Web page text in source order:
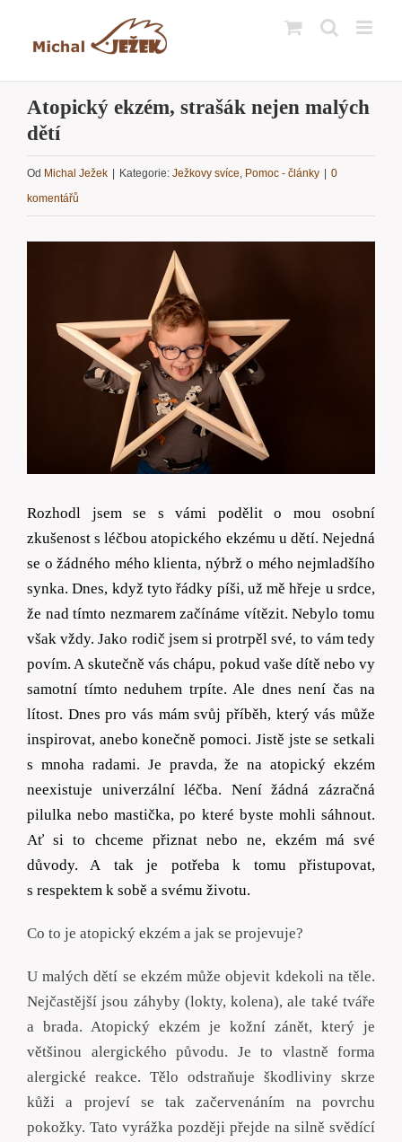
Atopický ekzém, strašák nejen malých
dětí
Od Michal Ježek Kategorie: Ježkovy svíce, Pomoc - články
0
komentářů
Rozhodl jsem se s vámi podělit o mou osobní
zkušenost sléčbou atopického ekzému u dětí. Nejedná
se o žádného mého klienta, nýbrž o mého nejmladšího
synka. Dnes, když tyto řádky píši, už mě hřeje u srdce,
že nad tímto nezmarem začínáme vítězit. Nebylo tomu
však vždy. Jako rodič jsem si protrpěl své, to vám tedy
povím. A skutečně vás chápu, pokud vaše dítě nebo vy
samotní tímto neduhem trpíte. Ale dnes není čas na
lítost. Dnes pro vás mám svůj příběh, který vás může
inspirovat, anebo konečně pomoci. Jistě jste se setkali
s mnoha radami. Je pravda, že na atopický ekzém
neexistuje univerzální léčba. Není žádná zázračná
pilulka nebo mastička, po které byste mohli sáhnout.
Ať si to chceme přiznat nebo ne, ekzém má své
důvody. A tak je potřeba k tomu přistupovat,
s respektem k sobě a svému životu.
Co to je atopický ekzém a jak se projevuje?
U malých dětí se ekzém může objevit kdekoli na těle.
Nejčastější jsou záhyby (lokty, kolena), ale také tváře
a brada. Atopický ekzém je kožní zánět, který je
většinou alergického původu. Je to vlastně forma
alergické reakce. Tělo odstraňuje škodliviny skrze
kůži a projeví se tak začervenáním na povrchu
pokožky. Tato vyrážka později přejde na silně svědící